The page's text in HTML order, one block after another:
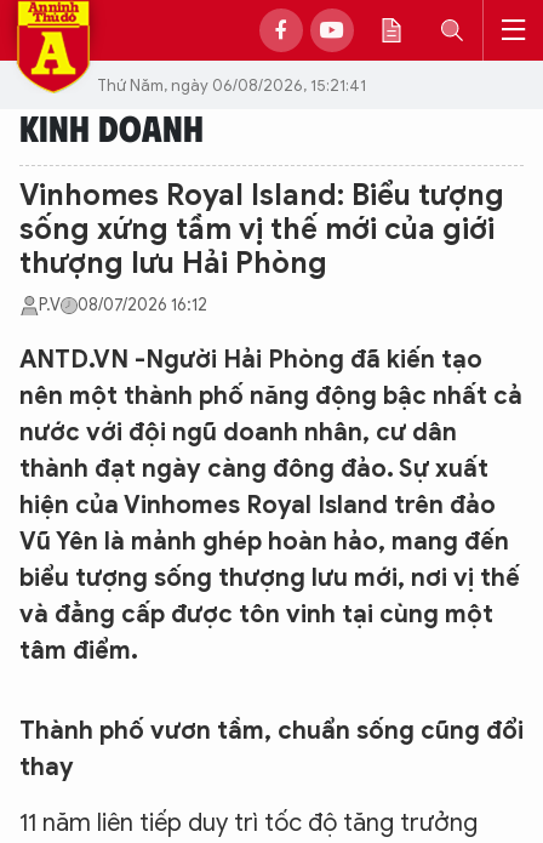
Thứ Năm, ngày 06/08/2026, 15:21:41
KINH DOANH
Vinhomes Royal Island: Biểu tượng
sống xứng tầm vị thế mới của giới
thượng lưu Hải Phòng
P.V 08/07/2026 16:12
ANTD.VN -Người Hải Phòng đã kiến tạo
nên một thành phố năng động bậc nhất cả
nước với đội ngũ doanh nhân, cư dân
thành đạt ngày càng đông đảo. Sự xuất
hiện của Vinhomes Royal Island trên đảo
Vũ Yên là mảnh ghép hoàn hảo, mang đến
biểu tượng sống thượng lưu mới, nơi vị thế
và đẳng cấp được tôn vinh tại cùng một
tâm điểm.
Thành phố vươn tầm, chuẩn sống cũng đổi
thay
11 năm liên tiếp duy trì tốc độ tăng trưởng